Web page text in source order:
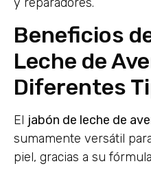
Beneficios
Leche de
Diferentes
El jabón de leche de
sumamente versátil
piel, gracias a su